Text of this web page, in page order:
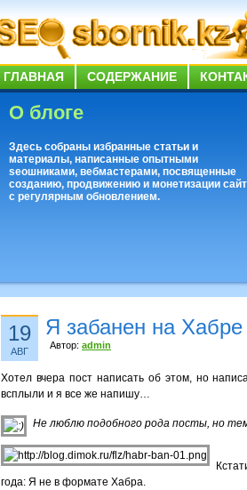
ГЛАВНАЯ СОДЕРЖАНИЕ
О блоге
Здесь собраны избранные статьи и
материалы, написанные опытными
seoшниками, вебмастерами, посвященные
созданию, продвижению и монетизации
с регулярным обновлением.
19
АВГ
Я забанен на Хабре
Автор: admin
Хотел вчера пост написать об этом, но
всплыли и я все же напишу…
Не люблю подобного рода посты, но
года: Я не в формате Хабра.